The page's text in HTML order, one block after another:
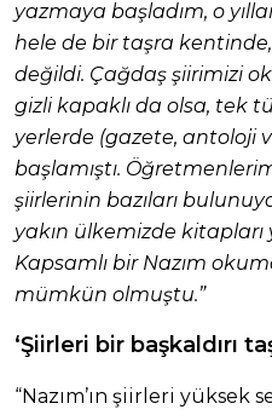
yazmaya başladım, o
hele de bir taşra
değildi. Çağdaş şiirimizi
gizli kapaklı da olsa, tek
yerlerde (gazete, antoloji
başlamıştı.
şiirlerinin bazıları
yakın ülkemizde kitapları
Kapsamlı bir Nazım
mümkün olmuştu.”
‘Şiirleri bir başkaldırı
“Nazım’ın şiirleri yüksek